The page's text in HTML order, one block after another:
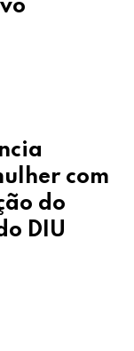
com
do
DIU